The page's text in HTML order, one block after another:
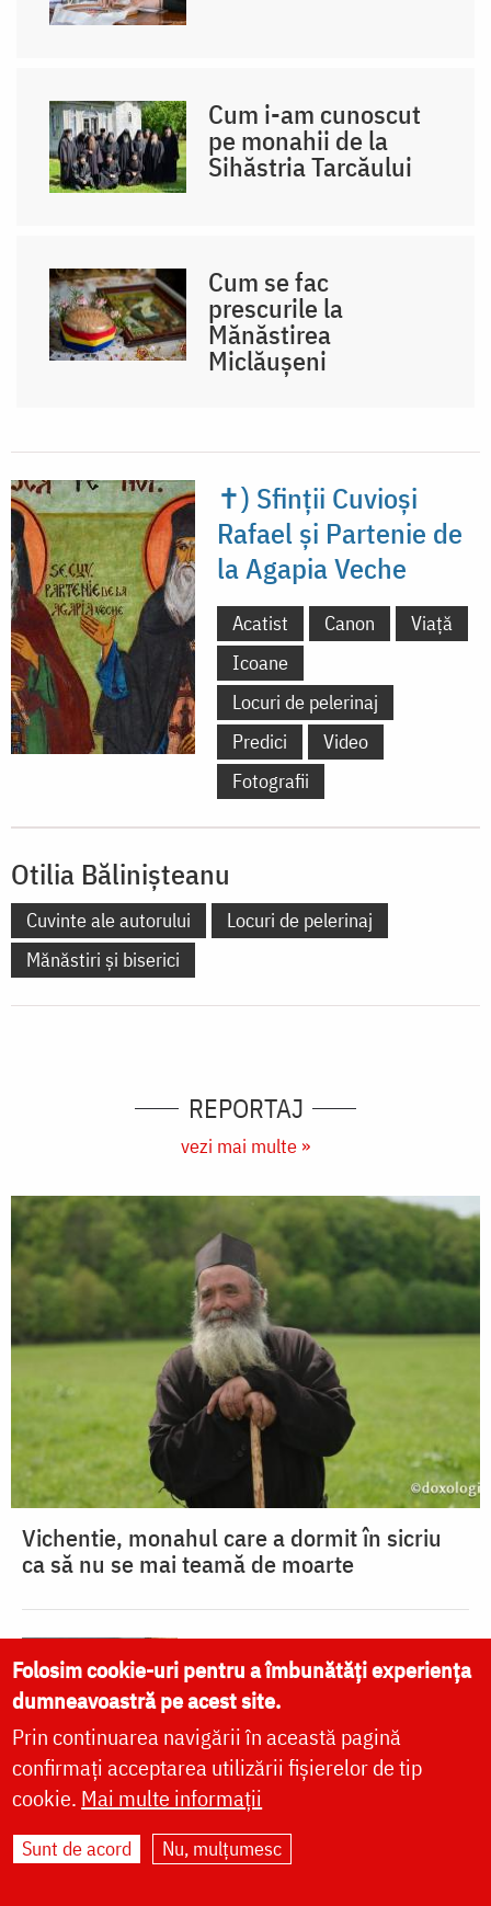
Cum i-am cunoscut
pe monahii de la
Sihăstria Tarcăului
Cum se fac
prescurile la
Mănăstirea
Miclăușeni
✝) Sfinții Cuvioși
Rafael și Partenie de
la Agapia Veche
Acatist Canon
Viață
Icoane
Locuri de pelerinaj
Predici
Video
Fotografii
Otilia Bălinișteanu
Cuvinte ale autorului
Locuri de pelerinaj
Mănăstiri și biserici
REPORTAJ
vezi mai multe »
Vichentie, monahul care a dormit în sicriu
ca să nu se mai teamă de moarte
Comoara Părintelui Teofil
de la Pângărați
Folosim cookie-uri pentru a îmbunătăți experiența
dumneavoastră pe acest site.
Prin continuarea navigării în această pagină
confirmați acceptarea utilizării fișierelor de tip
cookie. Mai multe informații
Sunt de acord Nu, mulțumesc